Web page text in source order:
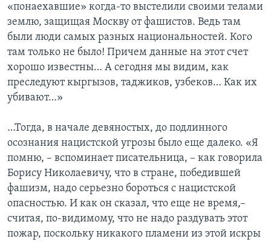
«понаехавшие» когда-то выстелили своими телами
землю, защищая Москву от фашистов. Ведь там
были люди самых разных национальностей. Кого
там только не было! Причем данные на этот счет
хорошо известны… А сегодня мы видим, как
преследуют кыргызов, таджиков, узбеков… Как их
убивают…»
…Тогда, в начале девяностых, до подлинного
осознания нацистской угрозы было еще далеко. «Я
помню, – вспоминает писательница, – как говорила
Борису Николаевичу, что в стране, победившей
фашизм, надо серьезно бороться с нацистской
опасностью. И как он сказал, что еще не время,–
считая, по-видимому, что не надо раздувать этот
пожар, поскольку никакого пламени из этой искры